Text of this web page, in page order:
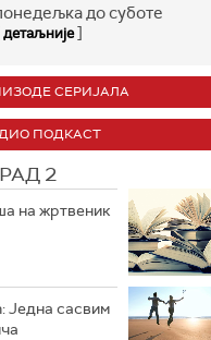
до суботе
детаљније]
СЕРИЈАЛА
ПОДКАСТ
2
на жртвеник
Једна сасвим